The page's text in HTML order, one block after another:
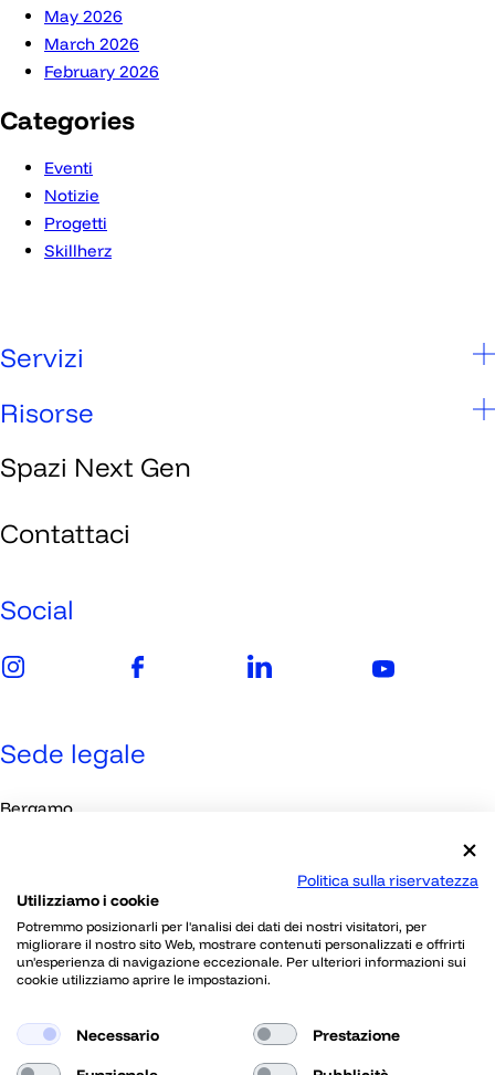
May 2026
March 2026
February 2026
Categories
Eventi
Notizie
Progetti
Skillherz
Servizi
Scuole
Studenti
Imprese
Risorse
Chi siamo
Spazi Next Gen
Contattaci
Social
Sede legale
Bergamo
Contatti
030 2395802
Politica sulla riservatezza
Utilizziamo i cookie
Potremmo posizionarli per l'analisi dei dati dei nostri visitatori, per
migliorare il nostro sito Web, mostrare contenuti personalizzati e offrirti
un'esperienza di navigazione eccezionale. Per ulteriori informazioni sui
cookie utilizziamo aprire le impostazioni.
Necessario Prestazione